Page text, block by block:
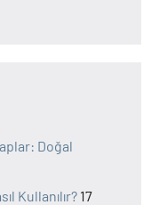
Doğal
Kullanılır? 17